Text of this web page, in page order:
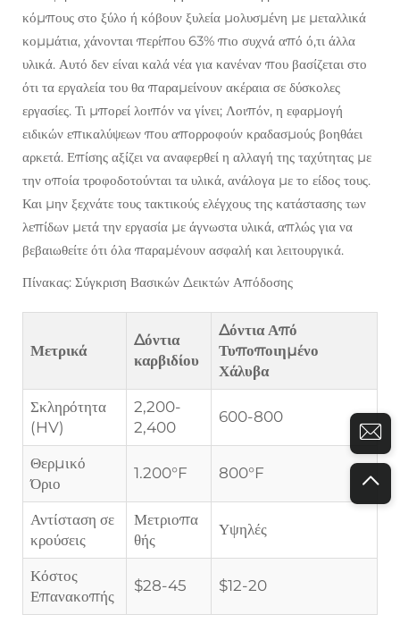
κόμπους στο ξύλο ή κόβουν ξυλεία μολυσμένη με μεταλλικά
κομμάτια, χάνονται περίπου 63% πιο συχνά από ό,τι άλλα
υλικά. Αυτό δεν είναι καλά νέα για κανέναν που βασίζεται στο
ότι τα εργαλεία του θα παραμείνουν ακέραια σε δύσκολες
εργασίες. Τι μπορεί λοιπόν να γίνει; Λοιπόν, η εφαρμογή
ειδικών επικαλύψεων που απορροφούν κραδασμούς βοηθάει
αρκετά. Επίσης αξίζει να αναφερθεί η αλλαγή της ταχύτητας με
την οποία τροφοδοτούνται τα υλικά, ανάλογα με το είδος τους.
Και μην ξεχνάτε τους τακτικούς ελέγχους της κατάστασης των
λεπίδων μετά την εργασία με άγνωστα υλικά, απλώς για να
βεβαιωθείτε ότι όλα παραμένουν ασφαλή και λειτουργικά.
Πίνακας: Σύγκριση Βασικών Δεικτών Απόδοσης
Μετρικά
Δόντια
καρβιδίου
Δόντια Από
Τυποποιημένο
Χάλυβα
Σκληρότητα
(HV)
2,200-
2,400
600-800
Θερμικό
Όριο
1.200°F 800°F
Αντίσταση σε
κρούσεις
Μετριοπα
θής
Υψηλές
Κόστος
Επανακοπής
$28-45 $12-20